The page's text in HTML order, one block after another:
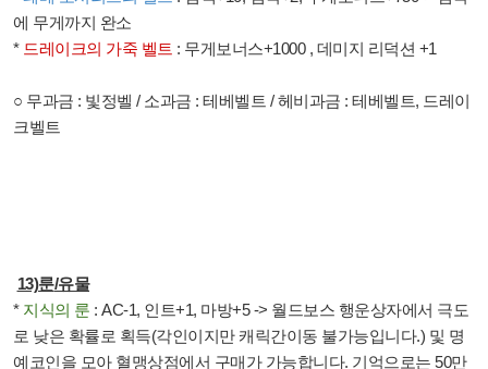
에 무게까지 완소
* 드레이크의 가죽 벨트 : 무게보너스+1000 , 데미지 리덕션 +1
○ 무과금 : 빛정벨 / 소과금 : 테베벨트 /헤비과금 : 테베벨트, 드레이
크벨트
13)룬/유물
* 지식의 룬 : AC-1, 인트+1, 마방+5 -> 월드보스 행운상자에서 극도
로 낮은 확률로 획득(각인이지만 캐릭간이동 불가능입니다.) 및 명
예코인을 모아 혈맹상점에서 구매가 가능합니다. 기억으로는 50만